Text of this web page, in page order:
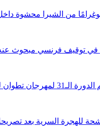
في توقيف فرنسي مبحوث عنه
للهجرة السرية بعد